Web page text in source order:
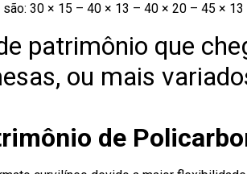
30 × 15 – 40 × 13 – 40 × 20 – 45 ×
patrimônio que
ou mais
de